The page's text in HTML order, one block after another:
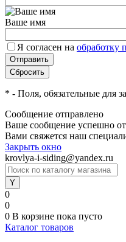
Ваше имя
Я согласен на обработку
* - Поля, обязательные для
Сообщение отправлено
Ваше сообщение успешно
Вами свяжется наш
Закрыть окно
krovlya-i-siding@yandex.ru
0
0
0 В корзине пока пусто
Каталог товаров